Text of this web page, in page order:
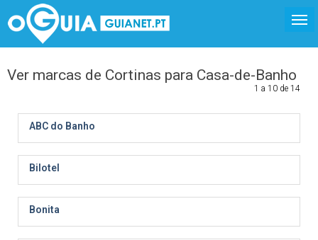
Ver marcas de Cortinas para Casa-de-Banho
1 a 10 de 14
ABC do Banho
Bilotel
Bonita